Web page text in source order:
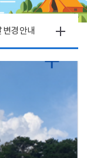
변경 안내
변경 안내